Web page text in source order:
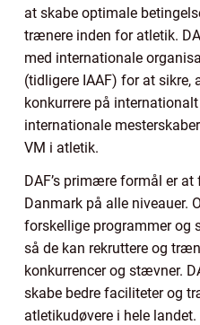
at skabe optimale
trænere inden for atletik.
med internationale
(tidligere IAAF) for at sikre,
konkurrere på
internationale
VM i atletik.
DAF’s primære formål er
Danmark på alle niveauer.
forskellige programmer og
så de kan rekruttere og
konkurrencer og stævner.
skabe bedre faciliteter og
atletikudøvere i hele landet.